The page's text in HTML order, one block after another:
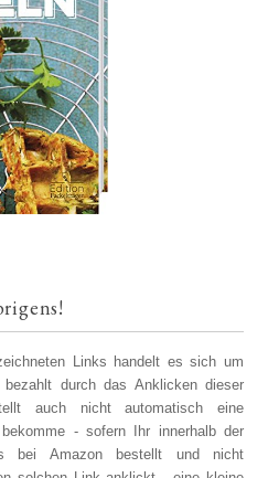
Links handelt es sich um
durch das Anklicken dieser
auch nicht automatisch eine
- sofern Ihr innerhalb der
bei Amazon bestellt und nicht